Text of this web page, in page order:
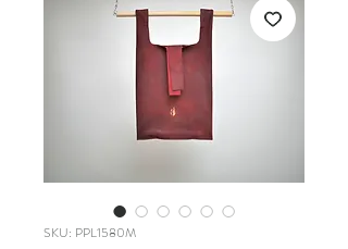
SKU: PPL1580M